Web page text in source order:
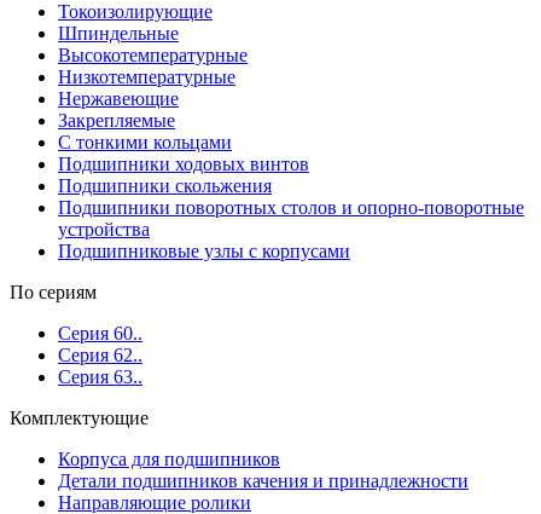
Токоизолирующие
Шпиндельные
Высокотемпературные
Низкотемпературные
Нержавеющие
Закрепляемые
С тонкими кольцами
Подшипники ходовых винтов
Подшипники скольжения
Подшипники поворотных столов и опорно-поворотные
устройства
Подшипниковые узлы с корпусами
По сериям
Серия 60..
Серия 62..
Серия 63..
Комплектующие
Корпуса для подшипников
Детали подшипников качения и принадлежности
Направляющие ролики